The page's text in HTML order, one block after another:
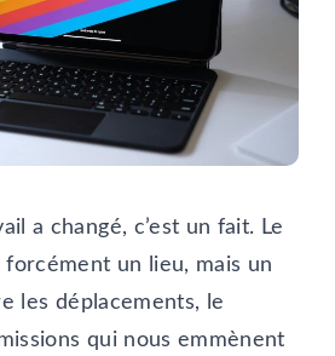
a changé, c’est un fait. Le
forcément un lieu, mais un
les déplacements, le
qui nous emmènent